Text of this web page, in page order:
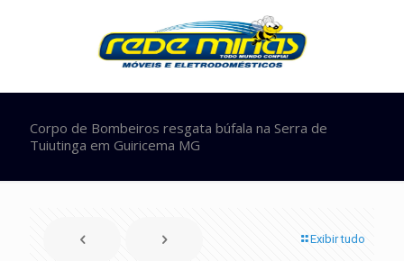
Corpo de Bombeiros resgata búfala na Serra de
Tuiutinga em Guiricema MG
Exibir tudo